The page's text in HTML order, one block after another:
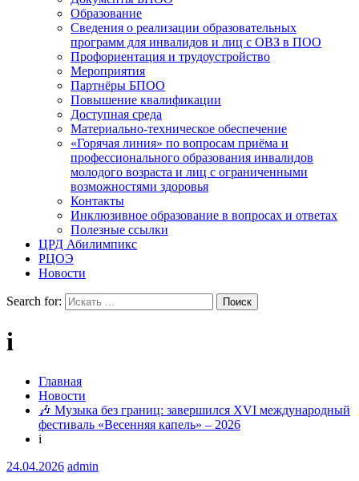
Образование
Сведения о реализации образовательных
программ для инвалидов и лиц с ОВЗ в ПОО
Профориентация и трудоустройство
Мероприятия
Партнёры БПОО
Повышение квалификации
Доступная среда
Материально-техническое обеспечение
«Горячая линия» по вопросам приёма и
профессионального образования инвалидов
молодого возраста и лиц с ограниченными
возможностями здоровья
Контакты
Инклюзивное образование в вопросах и ответах
Полезные ссылки
ЦРД Абилимпикс
РЦОЭ
Новости
Search for:
i
Главная
Новости
🎶 Музыка без границ: завершился XVI международный
фестиваль «Весенняя капель» – 2026
i
24.04.2026 admin